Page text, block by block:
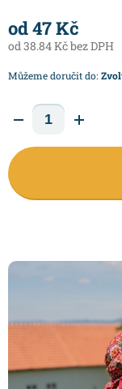
od47 Kč
od 38.84 Kčbez DPH
Můžeme doručit do: